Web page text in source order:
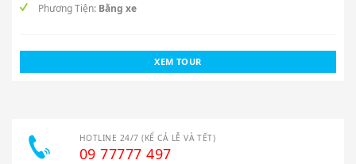
Phương Tiện: Bằng xe
XEM TOUR
HOTLINE 24/7 (KỂ CẢ LỄ VÀ TẾT)
09 77777 497